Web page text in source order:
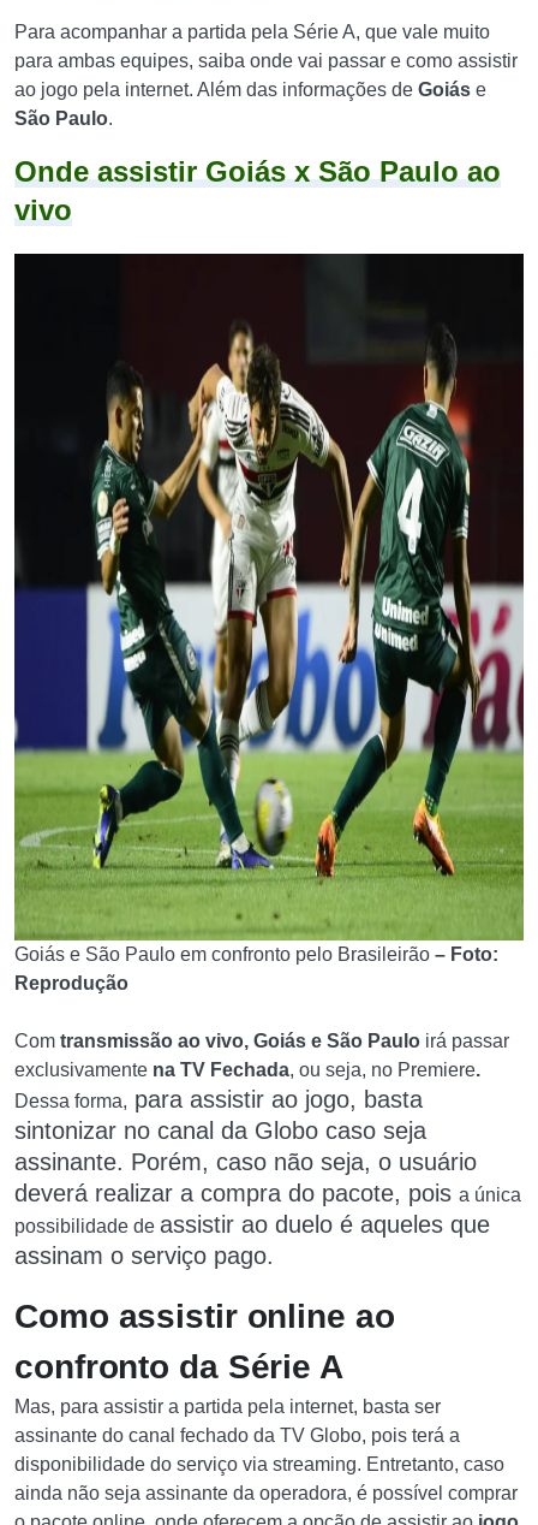
Para acompanhar a partida pela Série A, que vale muito
para ambas equipes, saiba onde vai passar e como assistir
ao jogo pela internet. Além das informações de Goiás e
São Paulo.
Onde assistir Goiás x São Paulo ao
vivo
Goiás e São Paulo em confronto pelo Brasileirão – Foto:
Reprodução
Com transmissão ao vivo, Goiás e São Paulo irá passar
exclusivamente na TV Fechada, ou seja, no Premiere.
Dessa forma, para assistir ao jogo, basta
sintonizar no canal da Globo caso seja
assinante. Porém, caso não seja, o usuário
deverá realizar a compra do pacote, pois a única
possibilidade de assistir ao duelo é aqueles que
assinam o serviço pago.
Como assistir online ao
confronto da Série A
Mas, para assistir a partida pela internet, basta ser
assinante do canal fechado da TV Globo, pois terá a
disponibilidade do serviço via streaming. Entretanto, caso
ainda não seja assinante da operadora, é possível comprar